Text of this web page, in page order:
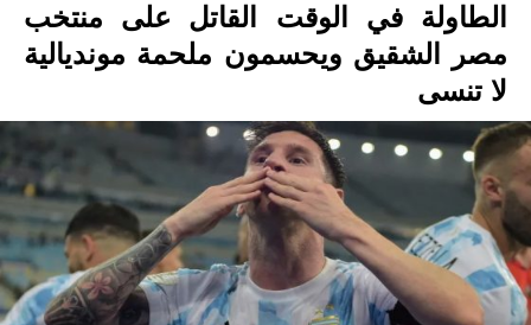
الطاولة في الوقت القاتل على منتخب
مصر الشقيق ويحسمون ملحمة مونديالية
لا تنسى